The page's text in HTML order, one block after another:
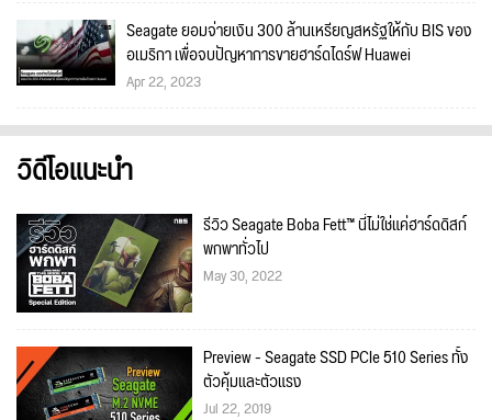
Seagate ยอมจ่ายเงิน 300 ล้านเหรียญสหรัฐให้กับ BIS ของ
อเมริกา เพื่อจบปัญหาการขายฮาร์ดไดร์ฟ Huawei
Apr 22, 2023
วิดีโอแนะนำ
รีวิว Seagate Boba Fett™ นี่ไม่ใช่แค่ฮาร์ดดิสก์
พกพาทั่วไป
May 30, 2022
Preview - Seagate SSD PCIe 510 Series ทั้ง
ตัวคุ้มและตัวแรง
Jul 22, 2019